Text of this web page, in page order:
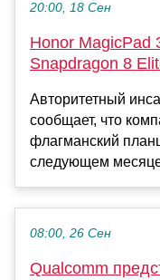
20:00, 18 Сен
Honor MagicPad
Snapdragon 8
Авторитетный
сообщает, что
флагманский
следующем
08:00, 26 Сен
Qualcomm